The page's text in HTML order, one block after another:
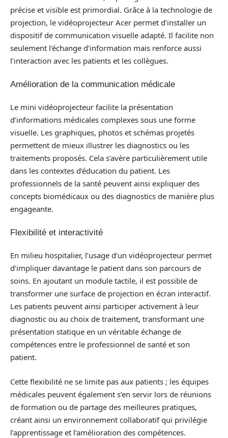
précise et visible est primordial. Grâce à la technologie de
projection, le vidéoprojecteur Acer permet d’installer un
dispositif de communication visuelle adapté. Il facilite non
seulement l’échange d’information mais renforce aussi
l’interaction avec les patients et les collègues.
Amélioration de la communication médicale
Le mini vidéoprojecteur facilite la présentation
d’informations médicales complexes sous une forme
visuelle. Les graphiques, photos et schémas projetés
permettent de mieux illustrer les diagnostics ou les
traitements proposés. Cela s’avère particulièrement utile
dans les contextes d’éducation du patient. Les
professionnels de la santé peuvent ainsi expliquer des
concepts biomédicaux ou des diagnostics de manière plus
engageante.
Flexibilité et interactivité
En milieu hospitalier, l’usage d’un vidéoprojecteur permet
d’impliquer davantage le patient dans son parcours de
soins. En ajoutant un module tactile, il est possible de
transformer une surface de projection en écran interactif.
Les patients peuvent ainsi participer activement à leur
diagnostic ou au choix de traitement, transformant une
présentation statique en un véritable échange de
compétences entre le professionnel de santé et son
patient.
Cette flexibilité ne se limite pas aux patients ; les équipes
médicales peuvent également s’en servir lors de réunions
de formation ou de partage des meilleures pratiques,
créant ainsi un environnement collaboratif qui privilégie
l’apprentissage et l’amélioration des compétences.